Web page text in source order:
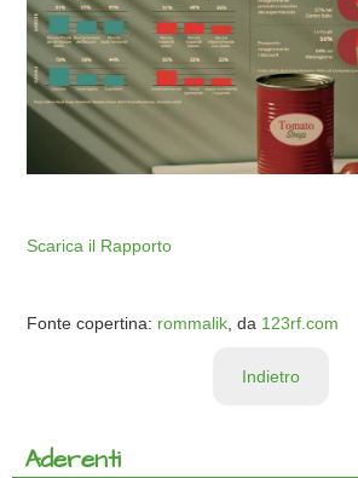
Scarica il Rapporto
Fonte copertina: rommalik, da 123rf.com
Indietro
Aderenti